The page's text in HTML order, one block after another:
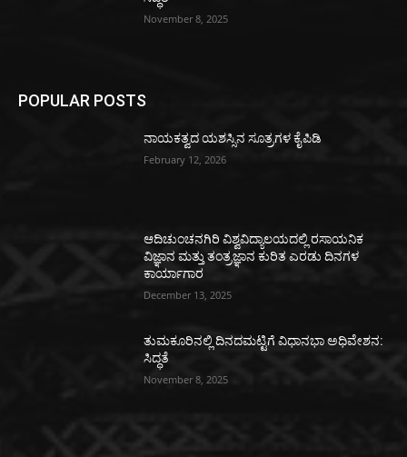
November 8, 2025
POPULAR POSTS
ನಾಯಕತ್ವದ ಯಶಸ್ಸಿನ ಸೂತ್ರಗಳ ಕೈಪಿಡಿ
February 12, 2026
ಆದಿಚುಂಚನಗಿರಿ ವಿಶ್ವವಿದ್ಯಾಲಯದಲ್ಲಿ ರಸಾಯನಿಕ
ವಿಜ್ಞಾನ ಮತ್ತು ತಂತ್ರಜ್ಞಾನ ಕುರಿತ ಎರಡು ದಿನಗಳ
ಕಾರ್ಯಾಗಾರ
December 13, 2025
ತುಮಕೂರಿನಲ್ಲಿ ದಿನದಮಟ್ಟಿಗೆ ವಿಧಾನಭಾ ಅಧಿವೇಶನ:
ಸಿದ್ಧತೆ
November 8, 2025